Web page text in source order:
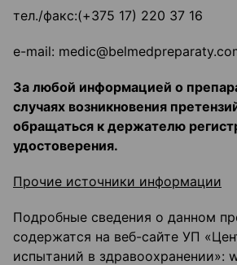
тел./факс:(+375 17) 220 37 16
e-mail:
За любой информацией о
случаях возникновения
обращаться к держателю
удостоверения.
Прочие источники информации
Подробные сведения о данном
содержатся на веб-сайте УП
испытаний в здравоохранении»: